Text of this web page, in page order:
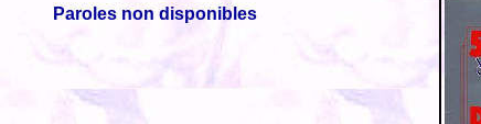
Paroles non disponibles